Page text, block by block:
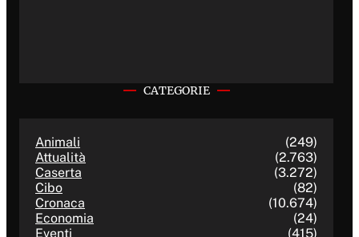
CATEGORIE
Animali
(249)
Attualità
(2.763)
Caserta
(3.272)
Cibo
(82)
Cronaca
(10.674)
Economia
(24)
Eventi
(415)